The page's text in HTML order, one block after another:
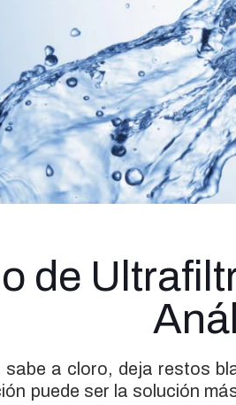
de
a cloro, deja restos
puede ser la solución